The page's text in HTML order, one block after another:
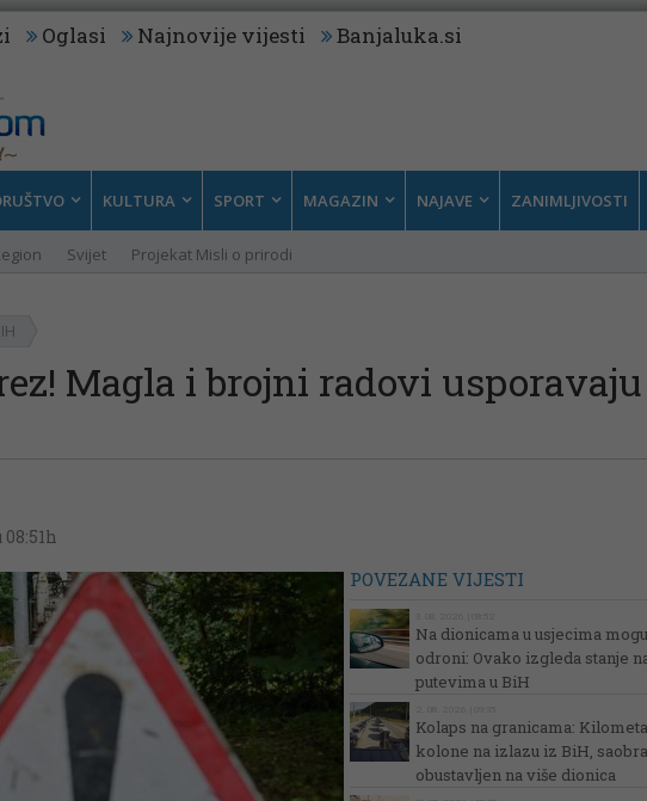
Oglasi Najnovije vijesti Banjaluka.si
Svijet Projekat Misli o prirodi
KULTURA SPORT MAGAZIN NAJAVE ZANIMLJIVOSTI
Magla i brojni radovi usporavaju
08:51h
POVEZANE VIJESTI
Na dionicama u usjecima
odroni: Ovako izgleda stanje
putevima u BiH
Kolaps na granicama:
kolone na izlazu iz BiH,
obustavljen na više dionica